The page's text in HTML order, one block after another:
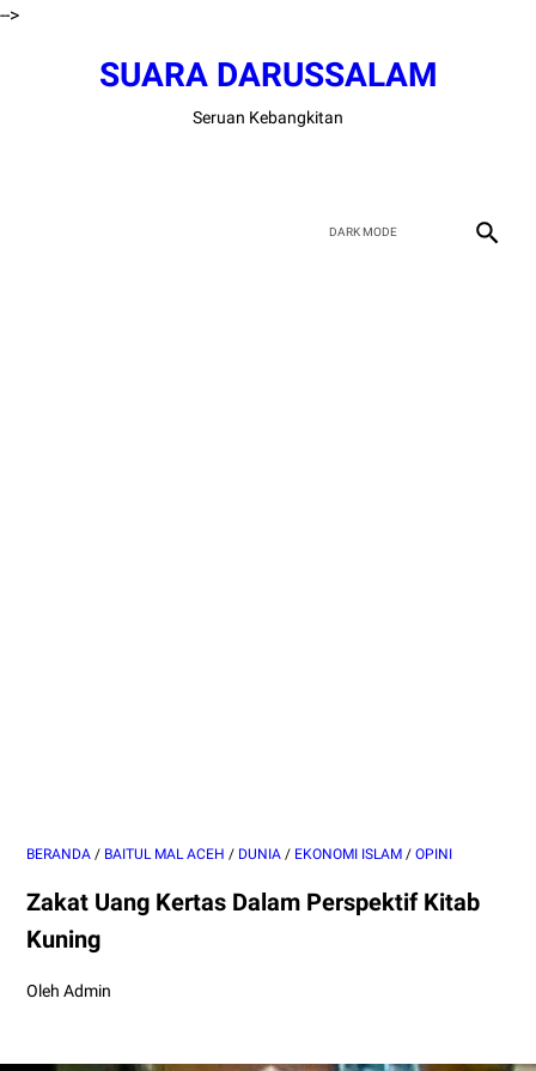
-->
SUARA DARUSSALAM
Seruan Kebangkitan
BERANDA / BAITUL MAL ACEH / DUNIA / EKONOMI ISLAM / OPINI
Zakat Uang Kertas Dalam Perspektif Kitab
Kuning
Oleh Admin